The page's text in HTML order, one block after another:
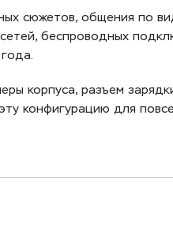
сюжетов, общения по
беспроводных
корпуса, разъем
конфигурацию для